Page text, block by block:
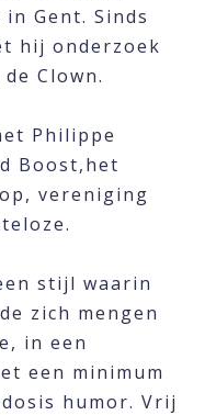
Gent. Sinds
hij onderzoek
Clown.
Philippe
Boost,het
vereniging
stijl waarin
zich mengen
in een
een minimum
humor. Vrij